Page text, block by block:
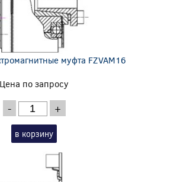
муфта FZVAM16
Цена по запросу
- +
в корзину